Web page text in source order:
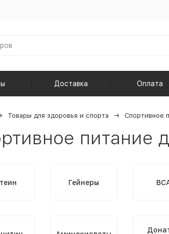
Доставка Оплата
Товары для здоровья и спорта Спортивное
питание
Гейнеры